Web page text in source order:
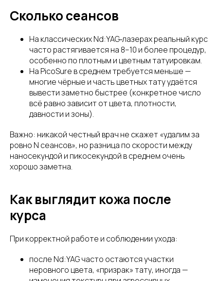
Сколько сеансов
На классических Nd:YAG‑лазерах реальный курс
часто растягивается на 8–10 и более процедур,
особенно по плотным и цветным татуировкам.
На PicoSure в среднем требуется меньше —
многие чёрные и часть цветных тату удаётся
вывести заметно быстрее (конкретное число
всё равно зависит от цвета, плотности,
давности и зоны).
Важно: никакой честный врач не скажет «удалим за
ровно N сеансов», но разница по скорости между
наносекундой и пикосекундой в среднем очень
хорошо заметна.
Как выглядит кожа после
курса
При корректной работе и соблюдении ухода:
после Nd:YAG часто остаются участки
неровного цвета, «призрак» тату, иногда —